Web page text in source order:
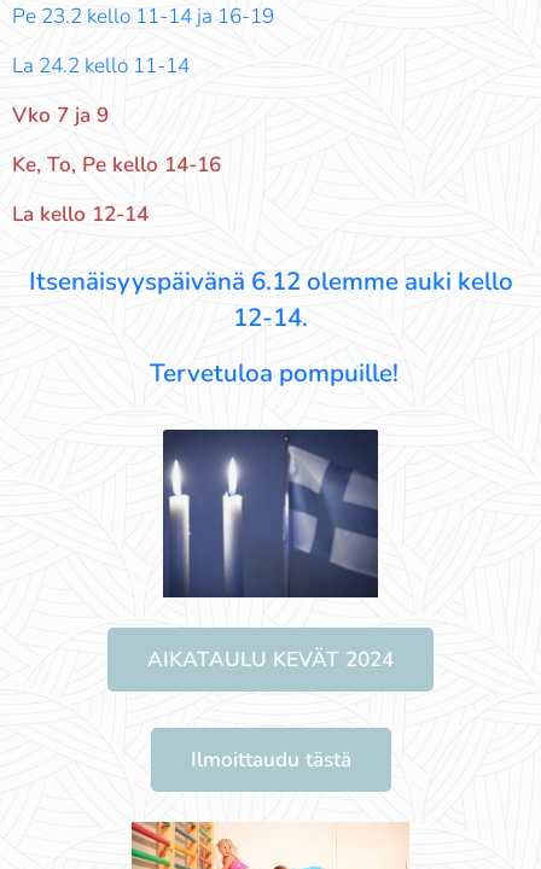
Pe 23.2 kello 11-14 ja 16-19
La 24.2 kello 11-14
Vko 7 ja 9
Ke, To, Pe kello 14-16
La kello 12-14
Itsenäisyyspäivänä 6.12 olemme auki kello
12-14.
Tervetuloa pompuille!
AIKATAULU KEVÄT 2024
Ilmoittaudu tästä